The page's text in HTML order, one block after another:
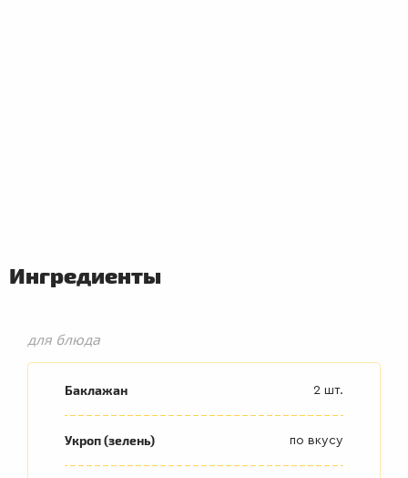
Ингредиенты
для блюда
Баклажан 2 шт.
Укроп (зелень) по вкусу